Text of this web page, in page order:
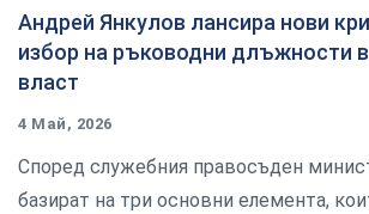
Андрей Янкулов лансира нови
избор на ръководни длъжности
власт
4 Май, 2026
Според служебния правосъден
базират на три основни елемента,